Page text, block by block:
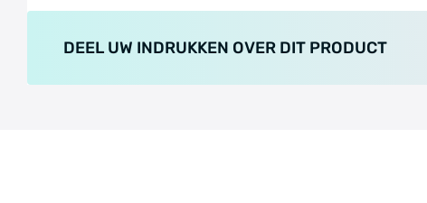
DEEL UW INDRUKKEN OVER DIT PRODUCT